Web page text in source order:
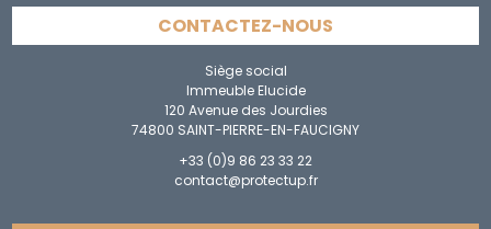
CONTACTEZ-NOUS
Siège social
Immeuble Elucide
120 Avenue des Jourdies
74800 SAINT-PIERRE-EN-FAUCIGNY
+33 (0)9 86 23 33 22
contact@protectup.fr